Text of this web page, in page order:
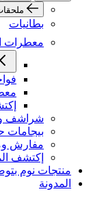
بطانيات
معطرات
شراشف
بيجامات
مفارش
إكتشف
منتجات نوم
المدونة